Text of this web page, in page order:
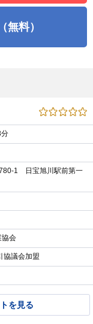
無料）
1 日宝旭川駅前第一
協会
協議会加盟
を見る